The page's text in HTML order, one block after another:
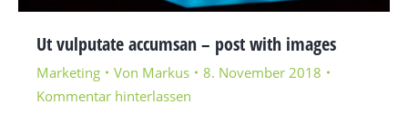
Ut vulputate accumsan – post with images
Marketing Von Markus
8. November 2018
Kommentar hinterlassen